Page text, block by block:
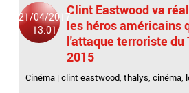
21/04/2017
13:01
Clint Eastwood va
les héros américains
l'attaque terroriste du
2015
Cinéma |clint eastwood,thalys,cinéma,